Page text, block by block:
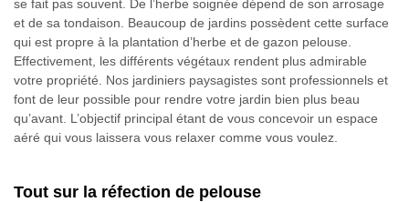
se fait pas souvent. De l’herbe soignée dépend de son arrosage
et de sa tondaison. Beaucoup de jardins possèdent cette surface
qui est propre à la plantation d’herbe et de gazon pelouse.
Effectivement, les différents végétaux rendent plus admirable
votre propriété. Nos jardiniers paysagistes sont professionnels et
font de leur possible pour rendre votre jardin bien plus beau
qu’avant. L’objectif principal étant de vous concevoir un espace
aéré qui vous laissera vous relaxer comme vous voulez.
Tout sur la réfection de pelouse